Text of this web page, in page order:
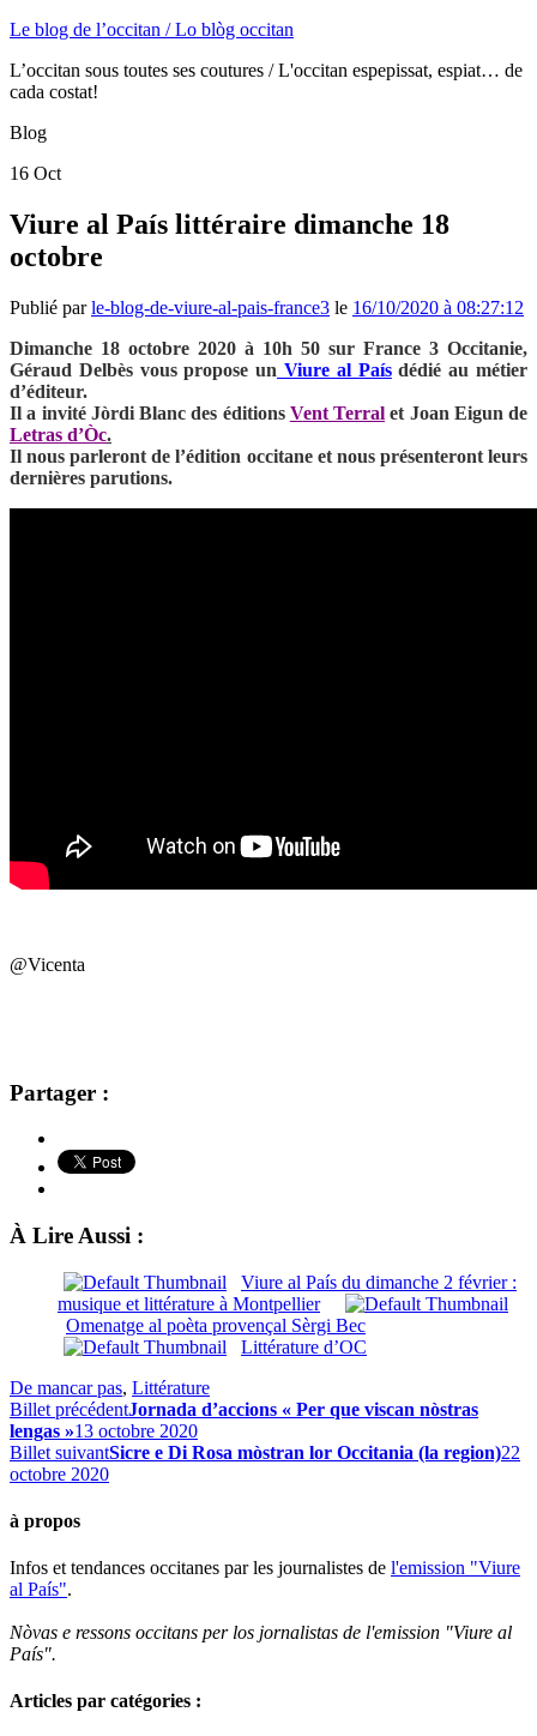
Le blog de l’occitan / Lo blòg occitan
L’occitan sous toutes ses coutures / L'occitan espepissat, espiat… de
cada costat!
Blog
16 Oct
Viure al País littéraire dimanche 18
octobre
Publié parle-blog-de-viure-al-pais-france3 le 16/10/2020 à 08:27:12
Dimanche 18 octobre 2020 à 10h 50 sur France 3 Occitanie,
Géraud Delbès vous propose un Viure al Paísdédié au métier
d’éditeur.
Il a invité Jòrdi Blanc des éditions Vent Terral et Joan Eigun de
Letras d’Òc.
Il nous parleront de l’édition occitane et nous présenteront leurs
dernières parutions.
@Vicenta
Partager :
À Lire Aussi :
Viure al País du dimanche 2 février :
musique et littérature à Montpellier
Omenatge al poèta provençal Sèrgi Bec
Littérature d’OC
De mancar pas, Littérature
Billet précédentJornada d’accions « Per que viscan nòstras
lengas »13 octobre 2020
Billet suivantSicre e Di Rosa mòstran lor Occitania (la region)22
octobre 2020
à propos
Infos et tendances occitanes par les journalistes de l'emission "Viure
al País".
Nòvas e ressons occitans per los jornalistas de l'emission "Viure al
País".
Articles par catégories :